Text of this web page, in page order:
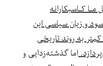
کـاسبکارانه
و زیان سیاسی این
به روند تاریخی
اما‌ گذشته‌زدایی‌ و